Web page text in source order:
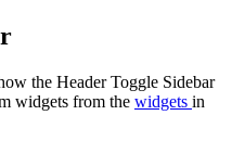
the Header Toggle Sidebar
widgets from the widgets in